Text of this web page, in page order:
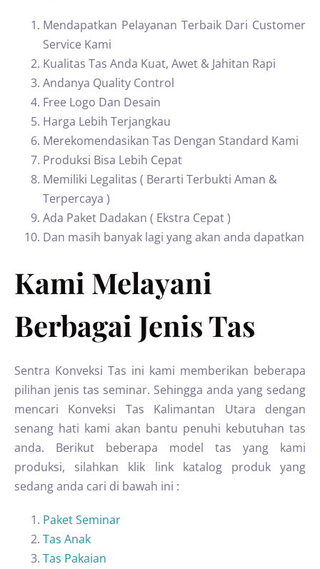
Mendapatkan Pelayanan Terbaik Dari Customer
Service Kami
Kualitas Tas Anda Kuat, Awet & Jahitan Rapi
Andanya Quality Control
Free Logo Dan Desain
Harga Lebih Terjangkau
Merekomendasikan Tas Dengan Standard Kami
Produksi Bisa Lebih Cepat
Memiliki Legalitas ( Berarti Terbukti Aman &
Terpercaya )
Ada Paket Dadakan ( Ekstra Cepat )
Dan masih banyak lagi yang akan anda dapatkan
Kami Melayani
Berbagai Jenis Tas
Sentra Konveksi Tas ini kami memberikan beberapa
pilihan jenis tas seminar. Sehingga anda yang sedang
mencari Konveksi Tas Kalimantan Utara dengan
senang hati kami akan bantu penuhi kebutuhan tas
anda. Berikut beberapa model tas yang kami
produksi, silahkan klik link katalog produk yang
sedang anda cari di bawah ini :
Paket Seminar
Tas Anak
Tas Pakaian